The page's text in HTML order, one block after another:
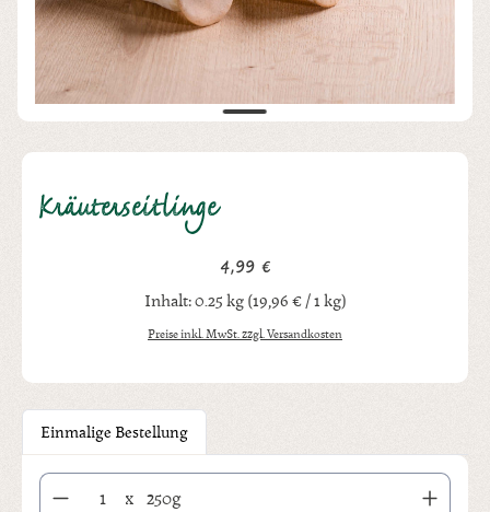
Kräuterseitlinge
Regulärer Preis:
4,99 €
Inhalt:0.25 kg(19,96 € / 1 kg)
Preise inkl. MwSt. zzgl. Versandkosten
Einmalige Bestellung
Produkt Anzahl: Gib den gewünschten Wert ein oder benutze die
x 250g